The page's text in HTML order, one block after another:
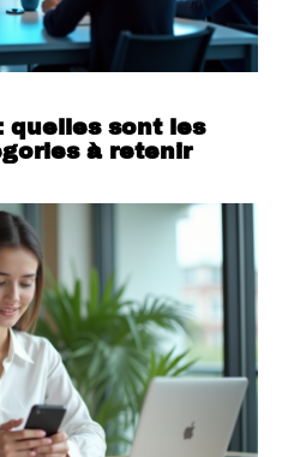
quelles sont les
à retenir